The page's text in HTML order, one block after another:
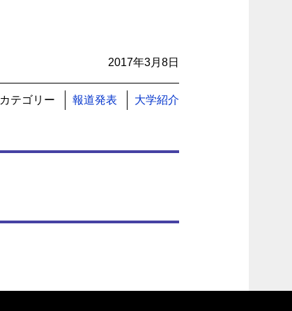
2017年3月8日
カテゴリー 報道発表 大学紹介